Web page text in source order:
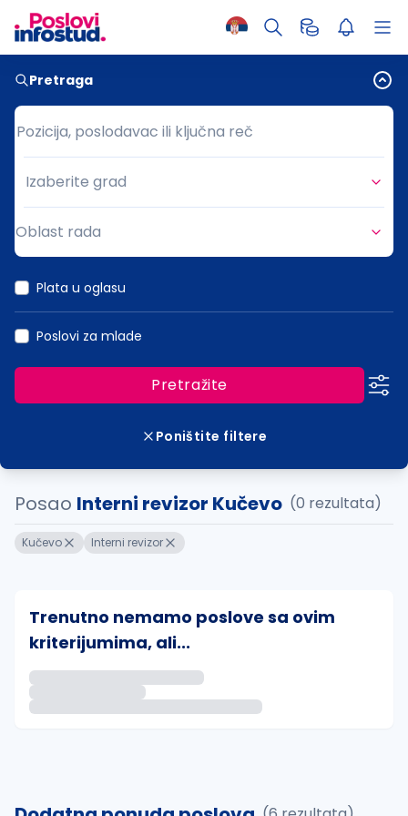
Pretraga
Pozicija, poslodavac ili ključna reč
Pozicija, poslodavac ili ključna reč
Grad
Izaberite grad
Oblast rada
Plata u oglasu
Poslovi za mlade
Pretražite
Poništite filtere
Posao Interni revizor Kučevo (0 rezultata)
Kučevo Interni revizor
Trenutno nemamo poslove sa ovim
kriterijumima, ali...